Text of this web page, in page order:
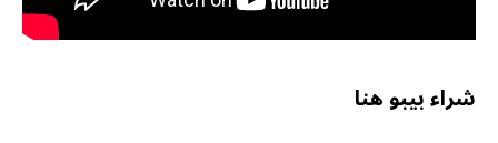
شراء بيبو هنا